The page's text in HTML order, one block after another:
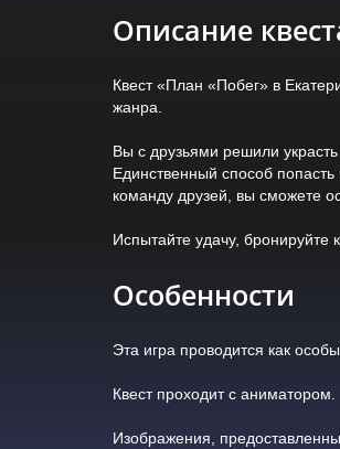
Описание
Квест «План «Побег» в
жанра.
Вы с друзьями решили украсть
Единственный способ
команду друзей, вы сможете
Испытайте удачу, бронируйте
Особенности
Эта игра проводится как
Квест проходит с аниматором.
Изображения,